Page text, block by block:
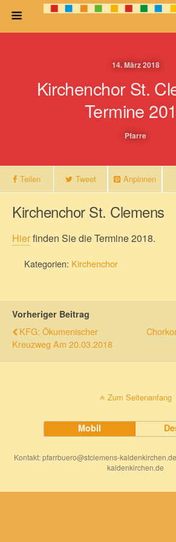
14. März 2018
Kirchenchor St.
Termine
Pfarre
Teilen Tweet Anpinnen
Kirchenchor St. Clemens
Hierfinden Sie die Termine 2018.
Kategorien: Kirchenchor
Vorheriger Beitrag
KFG: Ökumenischer
Kreuzweg Am 20.03.2018
Zum Seitenanfang
Mobil
Kontakt: pfarrbuero@stclemens-
kaldenkirchen.de